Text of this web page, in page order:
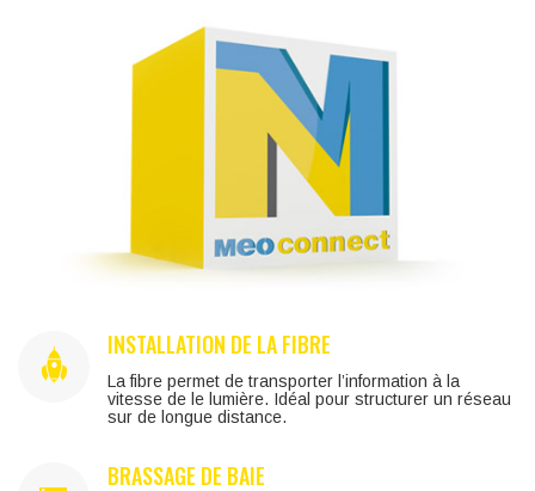
INSTALLATION DE LA FIBRE
La fibre permet de transporter l’information à la
vitesse de le lumière. Idéal pour structurer un réseau
sur de longue distance.
BRASSAGE DE BAIE